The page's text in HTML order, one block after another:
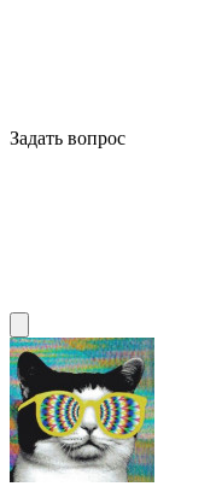
Задать вопрос